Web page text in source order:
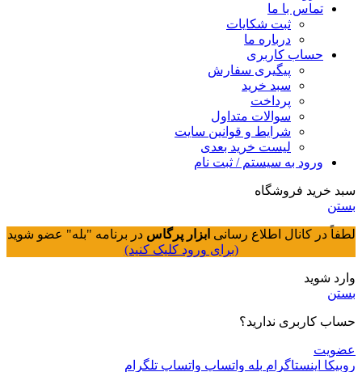
تماس با ما
ثبت شکایات
درباره ما
حساب کاربری
پیگیری سفارش
سبد خرید
پرداخت
سوالات متداول
شرایط و قوانین سایت
لیست خرید بعدی
ورود به سیستم / ثبت نام
سبد خرید فروشگاه
بستن
لطفاً در کانال اطلاع رسانی ابزار پرگاس در برنامه "بله" عضو شوید
(برای ورود کلیک کنید)
وارد شوید
بستن
حساب کاربری ندارید؟
عضویت
روبیکا اینستاگرام بله واتساپ واتساپ تلگرام